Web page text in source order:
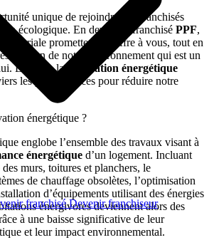
franchiséDevenir franchiseur
unique de rejoindre des franchisés
écologique. En devenant franchisé PPF,
prometteuse s’offre à vous, tout en
de notre environnement qui est un
En effet, la
rénovation énergétique
les plus efficaces pour réduire notre
énergétique ?
englobe l’ensemble des travaux visant à
énergétique d’un logement. Incluant
des murs, toitures et planchers, le
de chauffage obsolètes, l’optimisation
d’équipements utilisant des énergies
énergivores deviennent alors des
à une baisse significative de leur
et leur impact environnemental.